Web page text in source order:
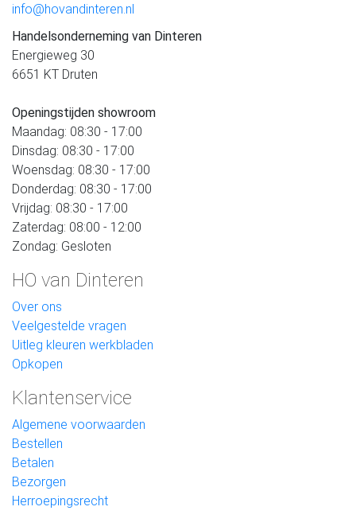
info@hovandinteren.nl
Handelsonderneming van Dinteren
Energieweg 30
6651 KT Druten
Openingstijden showroom
Maandag: 08:30 - 17:00
Dinsdag: 08:30 - 17:00
Woensdag: 08:30 - 17:00
Donderdag: 08:30 - 17:00
Vrijdag: 08:30 - 17:00
Zaterdag: 08:00 - 12:00
Zondag: Gesloten
HO van Dinteren
Over ons
Veelgestelde vragen
Uitleg kleuren werkbladen
Opkopen
Klantenservice
Algemene voorwaarden
Bestellen
Betalen
Bezorgen
Herroepingsrecht